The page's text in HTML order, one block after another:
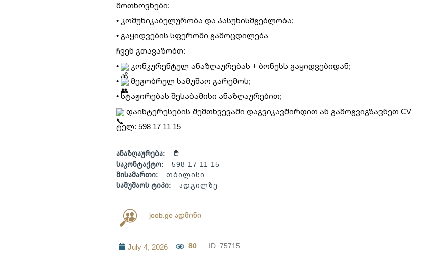
მოთხოვნები:
• კომუნიკაბელურობა და პასუხისმგებლობა;
• გაყიდვების სფეროში გამოცდილება
ჩვენ გთავაზობთ:
•
კონკურენტულ ანაზღაურებას + ბონუსს გაყიდვებიდან;
•
მეგობრულ სამუშაო გარემოს;
• სტაჟირებას შესაბამისი ანაზღაურებით;
დაინტერესების შემთხვევაში დაგვიკავშირდით ან გამოგვიგზავნეთ CV
ტელ: 598 17 11 15
ანაზღაურება:
₾
საკონტაქტო:
598 17 11 15
მისამართი:
თბილისი
სამუშაოს ტიპი:
ადგილზე
joob.ge ადმინი
July 4, 2026 80 ID: 75715